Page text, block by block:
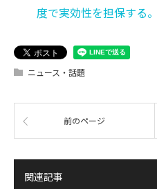
度で実効性を担保する。
ニュース・話題
前のページ
関連記事